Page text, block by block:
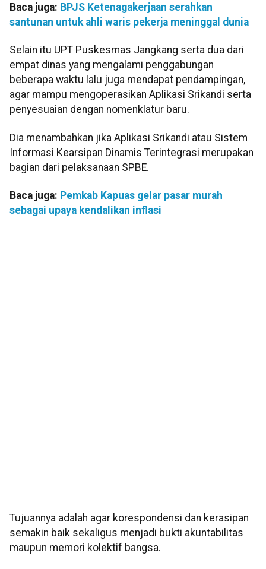
Baca juga: BPJS Ketenagakerjaan serahkan
santunan untuk ahli waris pekerja meninggal dunia
Selain itu UPT Puskesmas Jangkang serta dua dari
empat dinas yang mengalami penggabungan
beberapa waktu lalu juga mendapat pendampingan,
agar mampu mengoperasikan Aplikasi Srikandi serta
penyesuaian dengan nomenklatur baru.
Dia menambahkan jika Aplikasi Srikandi atau Sistem
Informasi Kearsipan Dinamis Terintegrasi merupakan
bagian dari pelaksanaan SPBE.
Baca juga: Pemkab Kapuas gelar pasar murah
sebagai upaya kendalikan inflasi
Tujuannya adalah agar korespondensi dan kerasipan
semakin baik sekaligus menjadi bukti akuntabilitas
maupun memori kolektif bangsa.